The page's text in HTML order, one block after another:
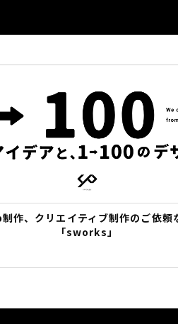
作、クリエイティブ制作のご依頼
「sworks」